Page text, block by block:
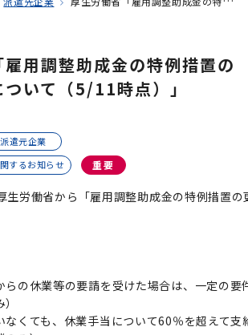
用調整助成金の特例措置の
いて（5/11時点）」
派遣元企業
するお知らせ
重要
生労働省から「雇用調整助成金の特例措置
の休業等の要請を受けた場合は、一定の
くても、休業手当について60％を超えて